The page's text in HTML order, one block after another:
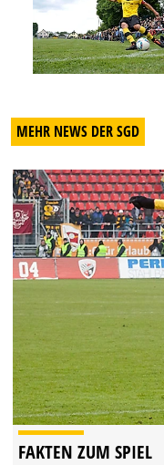
MEHR NEWS DER SGD
FAKTEN ZUM SPIEL